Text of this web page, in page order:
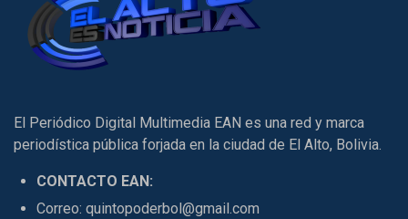
El Periódico Digital Multimedia EAN es una red y marca
periodística pública forjada en la ciudad de El Alto, Bolivia.
CONTACTO EAN:
Correo: quintopoderbol@gmail.com